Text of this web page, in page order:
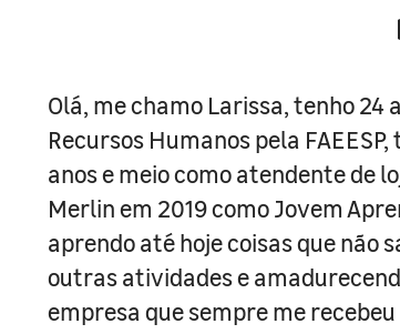
Olá, me chamo Larissa, tenho 24
Recursos Humanos pela
anos e meio como atendente de
Merlin em 2019 como Jovem
aprendo até hoje coisas que não
outras atividades e
empresa que sempre me